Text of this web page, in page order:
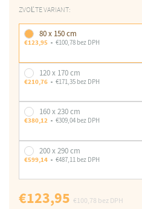
ZVOĽTE VARIANT:
80 x 150 cm
€123,95
€100,78 bez DPH
120 x 170 cm
€210,76
€171,35 bez DPH
160 x 230 cm
€380,12
€309,04 bez DPH
200 x 290 cm
€599,14
€487,11 bez DPH
€123,95 €100,78 bez DPH